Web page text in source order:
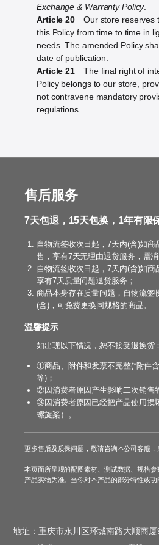
Exchange & Warranty Policy.
Article 20 Our store reserves
this Policy from time to time in
needs. The amended Policy
date of publication.
Article 21 The final right of
Policy belongs to our store,
not contravene mandatory
regulations.
售后服务
7天包退，15天包换，1年有限
自物流签收次日起，7天内(含)如商
售，享有7天无理由退货服务，需
自物流签收次日起，7天内(含)如商
享有7天质量问题退货服务；
商品本身存在质量问题，自物流签
(含)，可免费更换同规格的商品。
温馨提示
如出现以下情况，恕不接受退换货：
①商品、附件和发票不完整(*附件
等)；
②因消费者原因产生影响二次销售
③因消费者原因已经把产品使用损
螺旋桨）。
更多售后及质保问题，敬请咨询本公司客服，
本页面所呈现的配图素材、测试数据、规格
产品实物为准。当你对本产品的部分特性或功
地址：重庆市永川区环城南路大顺商